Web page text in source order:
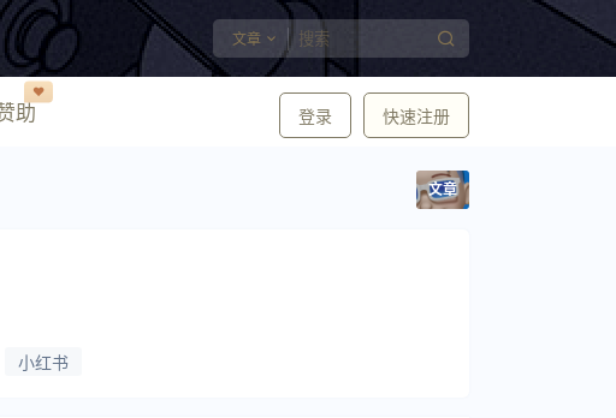
文章
登录 快速注册
助
❤️
文章
小红书